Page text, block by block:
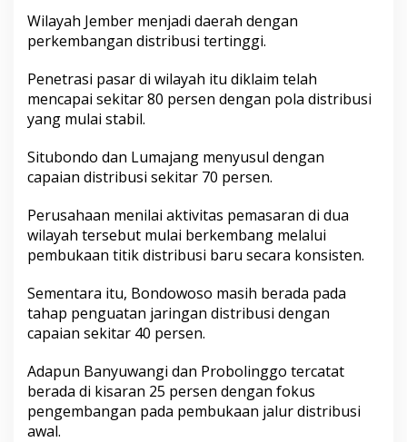
y
a
a
d
i
W
l
a
h
T
a
a
K
u
a
Wilayah Jember menjadi daerah dengan
perkembangan distribusi tertinggi.
Penetrasi pasar di wilayah itu diklaim telah
mencapai sekitar 80 persen dengan pola distribusi
yang mulai stabil.
Situbondo dan Lumajang menyusul dengan
capaian distribusi sekitar 70 persen.
Perusahaan menilai aktivitas pemasaran di dua
wilayah tersebut mulai berkembang melalui
pembukaan titik distribusi baru secara konsisten.
Sementara itu, Bondowoso masih berada pada
tahap penguatan jaringan distribusi dengan
capaian sekitar 40 persen.
Adapun Banyuwangi dan Probolinggo tercatat
berada di kisaran 25 persen dengan fokus
pengembangan pada pembukaan jalur distribusi
awal.